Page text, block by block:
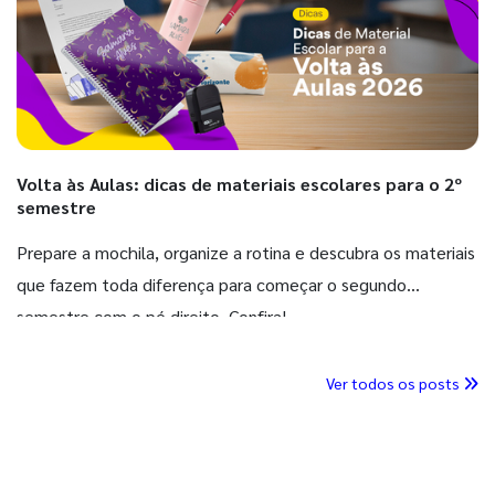
Volta às Aulas: dicas de materiais escolares para o 2º
semestre
Prepare a mochila, organize a rotina e descubra os materiais
que fazem toda diferença para começar o segundo
semestre com o pé direito. Confira!
Ver todos os posts